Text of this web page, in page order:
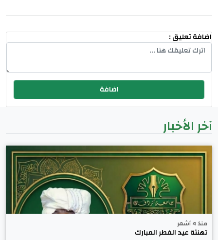
اضافة تعليق :
آخر الأخبار
منذ 4 أشهر
تهنئة عيد الفطر المبارك